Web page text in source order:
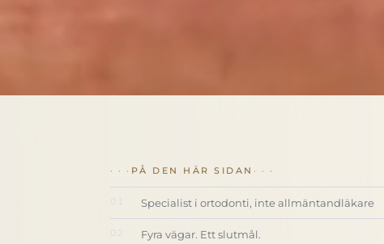
PÅ DEN HÄR SIDAN
Specialist i ortodonti, inte allmäntandläkare
Fyra vägar. Ett slutmål.